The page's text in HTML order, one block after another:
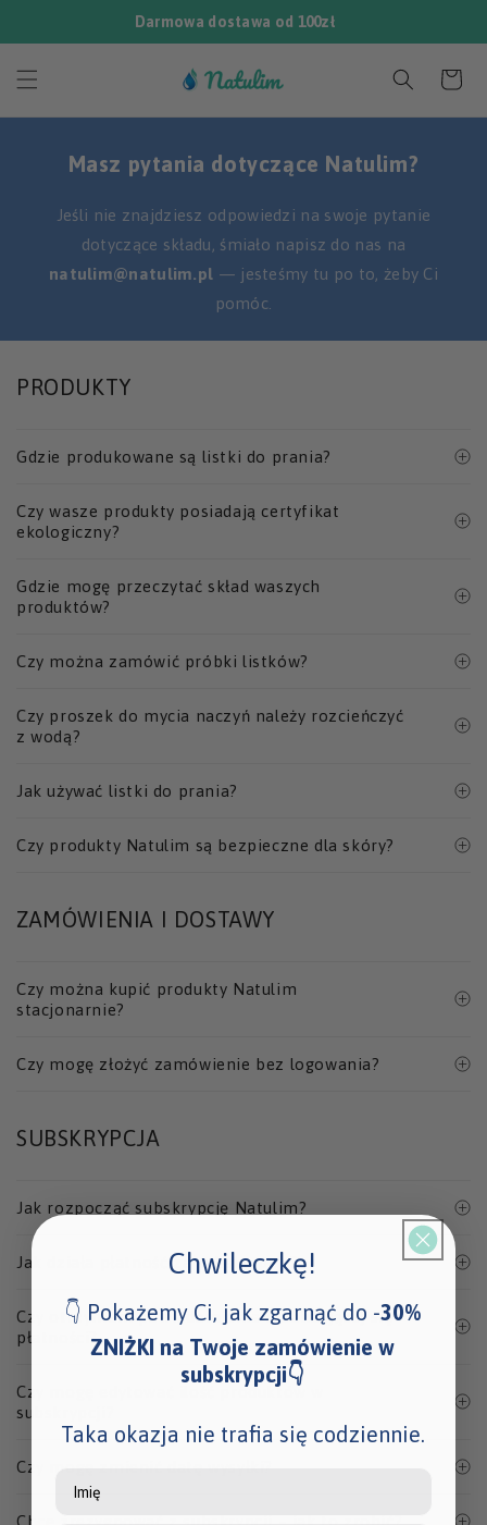
Darmowa dostawa od 100zł
treści
Koszyk
Masz pytania dotyczące Natulim?
Jeśli nie znajdziesz odpowiedzi na swoje pytanie
dotyczące składu, śmiało napisz do nas na
natulim@natulim.pl — jesteśmy tu po to, żeby Ci
pomóc.
PRODUKTY
Gdzie produkowane są listki do prania?
Czy wasze produkty posiadają certyfikat
ekologiczny?
Gdzie mogę przeczytać skład waszych
produktów?
Czy można zamówić próbki listków?
Czy proszek do mycia naczyń należy rozcieńczyć
z wodą?
Jak używać listki do prania?
Czy produkty Natulim są bezpieczne dla skóry?
ZAMÓWIENIA I DOSTAWY
Czy można kupić produkty Natulim
stacjonarnie?
Czy mogę złożyć zamówienie bez logowania?
SUBSKRYPCJA
Jak rozpocząć subskrypcję Natulim?
Jak działa płatność za subskrypcję?
Czy otrzymam powiadomienie o zbliżającej się
płatności?
Czy mogę edytować ilość produktów w
subskrypcji?
Czy mogę zmienić datę wysyłki?
Chcę zrezygnować z subskrypcji – jak to zrobić?
Chwileczkę!
👇 Pokażemy Ci, jak zgarnąć do -30%
ZNIŻKI na Twoje zamówienie w
subskrypcji👇
Taka okazja nie trafia się codziennie.